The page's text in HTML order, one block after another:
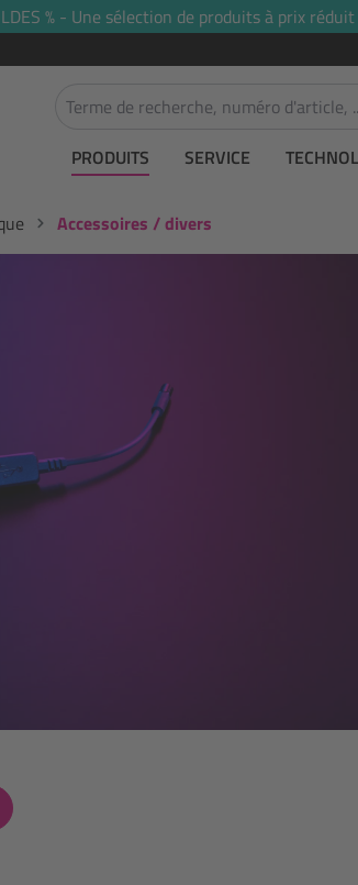
% - Une sélection de produits à prix
PRODUITS SERVICE
Accessoires / divers